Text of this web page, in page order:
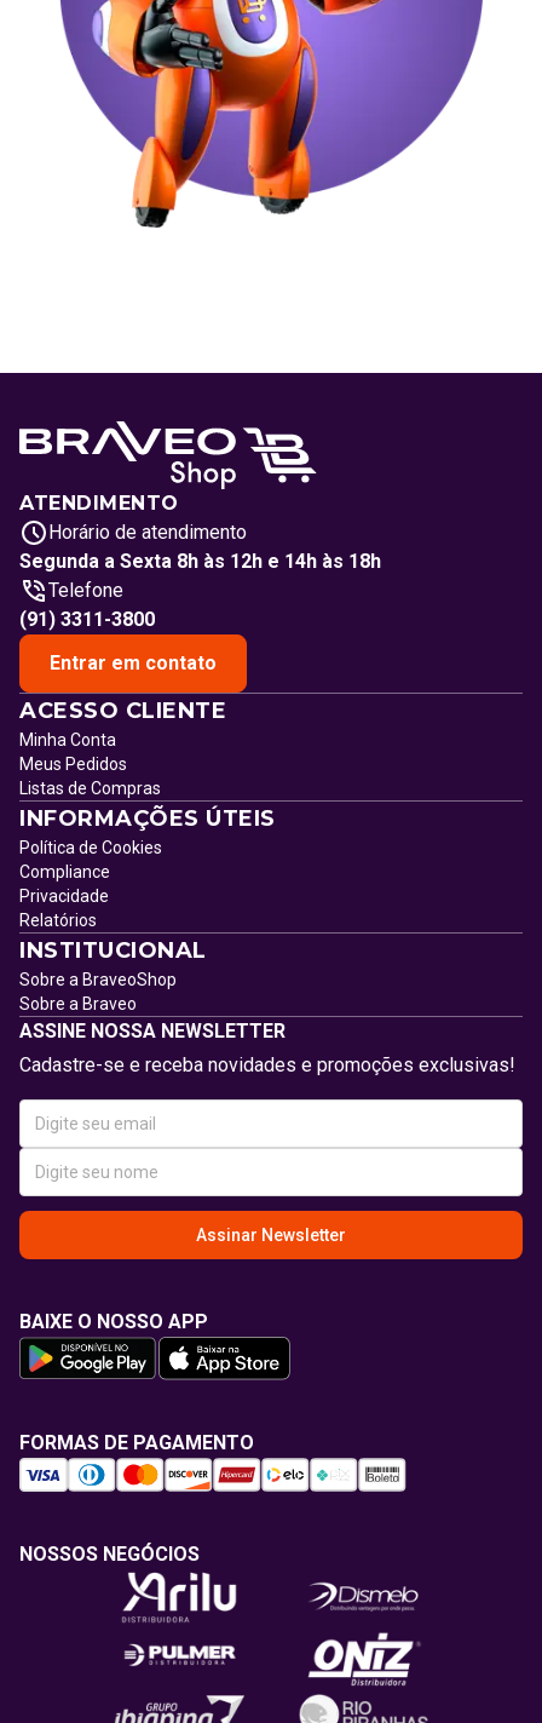
ATENDIMENTO
Horário de atendimento
Segunda a Sexta 8h às 12h e 14h às 18h
Telefone
(91) 3311-3800
Entrar em contato
ACESSO CLIENTE
Minha Conta
Meus Pedidos
Listas de Compras
INFORMAÇÕES ÚTEIS
Política de Cookies
Compliance
Privacidade
Relatórios
INSTITUCIONAL
Sobre a BraveoShop
Sobre a Braveo
ASSINE NOSSA NEWSLETTER
Cadastre-se e receba novidades e promoções exclusivas!
Assinar Newsletter
BAIXE O NOSSO APP
FORMAS DE PAGAMENTO
NOSSOS NEGÓCIOS